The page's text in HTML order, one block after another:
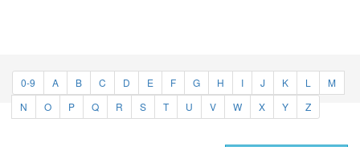
0-9 A B C D E F G H I J K L
M
N
O P Q R S T U V W X Y Z